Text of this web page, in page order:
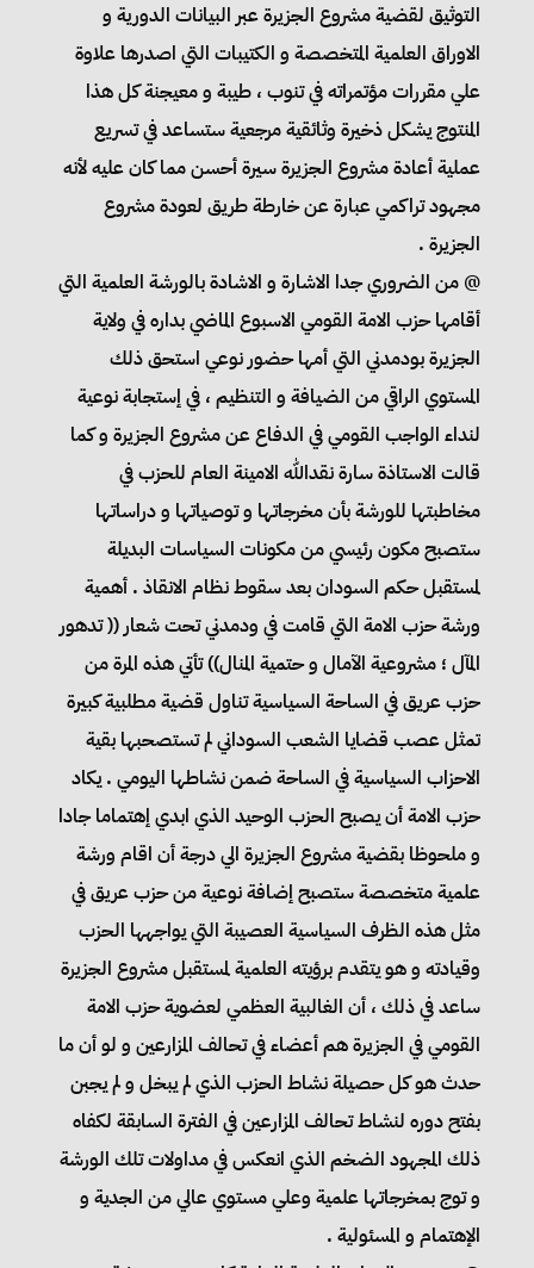
التوثيق لقضية مشروع الجزيرة عبر البيانات الدورية و
الاوراق العلمية المتخصصة و الكتيبات التي اصدرها علاوة
علي مقررات مؤتمراته في تنوب ، طيبة و معيجنة كل هذا
المنتوج يشكل ذخيرة وثائقية مرجعية ستساعد في تسريع
عملية أعادة مشروع الجزيرة سيرة أحسن مما كان عليه لأنه
مجهود تراكمي عبارة عن خارطة طريق لعودة مشروع
الجزيرة .
@ من الضروري جدا الاشارة و الاشادة بالورشة العلمية التي
أقامها حزب الامة القومي الاسبوع الماضي بداره في ولاية
الجزيرة بودمدني التي أمها حضور نوعي استحق ذلك
المستوي الراقي من الضيافة و التنظيم ، في إستجابة نوعية
لنداء الواجب القومي في الدفاع عن مشروع الجزيرة و كما
قالت الاستاذة سارة نقدالله الامينة العام للحزب في
مخاطبتها للورشة بأن مخرجاتها و توصياتها و دراساتها
ستصبح مكون رئيسي من مكونات السياسات البديلة
لمستقبل حكم السودان بعد سقوط نظام الانقاذ . أهمية
ورشة حزب الامة التي قامت في ودمدني تحت شعار (( تدهور
المآل ؛ مشروعية الآمال و حتمية المنال)) تأتي هذه المرة من
حزب عريق في الساحة السياسية تناول قضية مطلبية كبيرة
تمثل عصب قضايا الشعب السوداني لم تستصحبها بقية
الاحزاب السياسية في الساحة ضمن نشاطها اليومي . يكاد
حزب الامة أن يصبح الحزب الوحيد الذي ابدي إهتماما جادا
و ملحوظا بقضية مشروع الجزيرة الي درجة أن اقام ورشة
علمية متخصصة ستصبح إضافة نوعية من حزب عريق في
مثل هذه الظرف السياسية العصيبة التي يواجهها الحزب
وقيادته و هو يتقدم برؤيته العلمية لمستقبل مشروع الجزيرة
ساعد في ذلك ، أن الغالبية العظمي لعضوية حزب الامة
القومي في الجزيرة هم أعضاء في تحالف المزارعين و لو أن ما
حدث هو كل حصيلة نشاط الحزب الذي لم يبخل و لم يجبن
بفتح دوره لنشاط تحالف المزارعين في الفترة السابقة لكفاه
ذلك المجهود الضخم الذي انعكس في مداولات تلك الورشة
و توج بمخرجاتها علمية وعلي مستوي عالي من الجدية و
الإهتمام و المسئولية .